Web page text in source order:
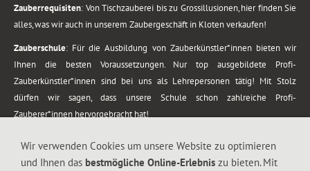
Zauberrequisiten: Von Tischzauberei bis zu Grossillusionen, hier finden Sie
alles, was wir auch in unserem Zaubergeschäft in Kloten verkaufen!
Zauberschule: Für die Ausbildung von Zauberkünstler*innen bieten wir
Ihnen die besten Voraussetzungen. Nur top ausgebildete Profi-
Zauberkünstler*innen sind bei uns als Lehrepersonen tätig! Mit Stolz
dürfen wir sagen, dass unsere Schule schon zahlreiche Profi-
Zauberer*innen hervorgebracht hat!
vom Kinderprogramm bis zur Tischzauberei. Lassen Sie sich faszinieren von
Wir verwenden Cookies um unsere Website zu optimieren
und Ihnen das bestmögliche Online-Erlebnis zu bieten. Mit